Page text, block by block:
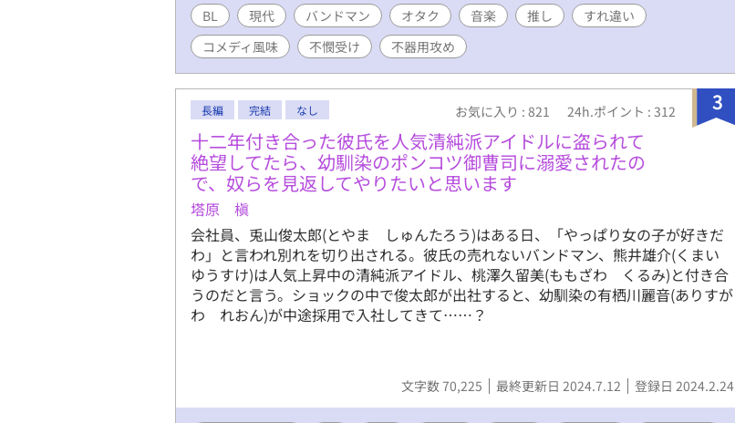
る、ギタリスト×古参オタクのBL。 ※登場人物は全員成人で
す。 ※音楽・ライブハウス等に関する描写は創作上の表現を
含みます。
BL 現代 バンドマン オタク 音楽 推し
すれ違い
コメディ風味
不憫受け 不器用攻め
3
長編 完結 なし お気に入り : 821 24h.ポイント : 312
十二年付き合った彼氏を人気清純派アイドルに盗られて
絶望してたら、幼馴染のポンコツ御曹司に溺愛されたの
で、奴らを見返してやりたいと思います
塔原 槇
会社員、兎山俊太郎(とやま しゅんたろう)はある日、「やっぱり女の子が好きだ
わ」と言われ別れを切り出される。彼氏の売れないバンドマン、熊井雄介(くまい
ゆうすけ)は人気上昇中の清純派アイドル、桃澤久留美(ももざわ くるみ)と付き合
うのだと言う。ショックの中で俊太郎が出社すると、幼馴染の有栖川麗音(ありすが
わ れおん)が中途採用で入社してきて……？
文字数 70,225 最終更新日 2024.7.12 登録日 2024.2.24